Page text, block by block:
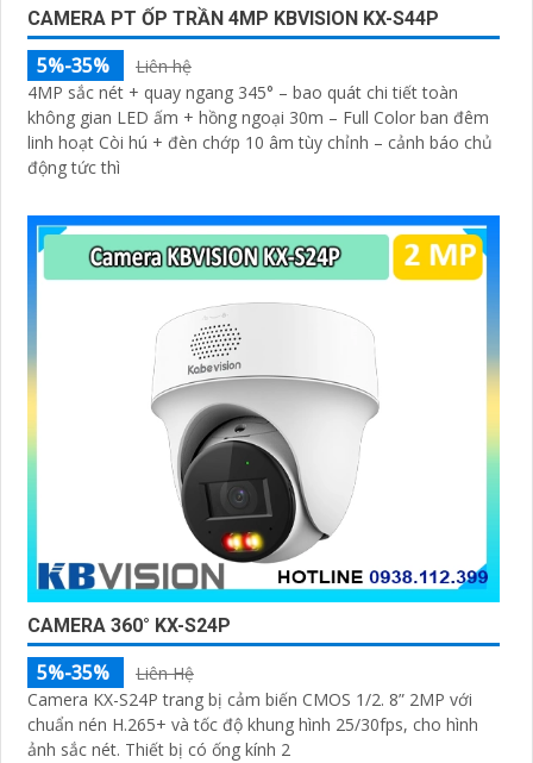
CAMERA PT ỐP TRẦN 4MP KBVISION KX-S44P
5%-35%
Liên hệ
4MP sắc nét + quay ngang 345° – bao quát chi tiết toàn
không gian LED ấm + hồng ngoại 30m – Full Color ban đêm
linh hoạt Còi hú + đèn chớp 10 âm tùy chỉnh – cảnh báo chủ
động tức thì
CAMERA 360° KX-S24P
5%-35%
Liên Hệ
Camera KX-S24P trang bị cảm biến CMOS 1/2. 8” 2MP với
chuẩn nén H.265+ và tốc độ khung hình 25/30fps, cho hình
ảnh sắc nét. Thiết bị có ống kính 2